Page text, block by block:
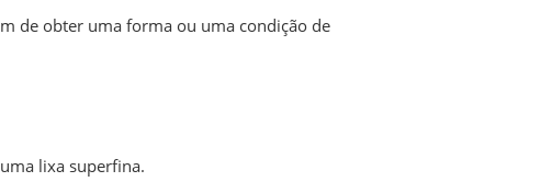
de obter uma forma ou uma condição de
lixa superfina.